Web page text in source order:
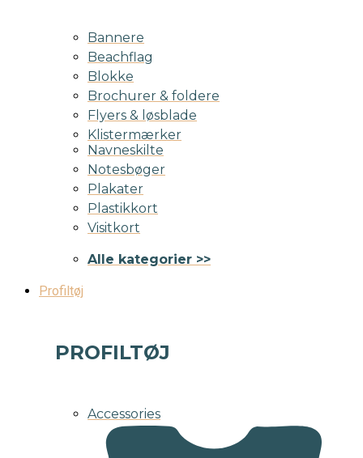
Bannere
Beachflag
Blokke
Brochurer & foldere
Flyers & løsblade
Klistermærker
Navneskilte
Notesbøger
Plakater
Plastikkort
Visitkort
Alle kategorier >>
Profiltøj
PROFILTØJ
Accessories